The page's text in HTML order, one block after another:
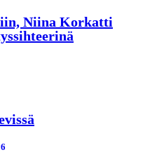
Niina Korkatti